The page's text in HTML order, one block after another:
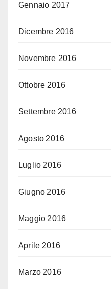
Gennaio 2017
Dicembre 2016
Novembre 2016
Ottobre 2016
Settembre 2016
Agosto 2016
Luglio 2016
Giugno 2016
Maggio 2016
Aprile 2016
Marzo 2016